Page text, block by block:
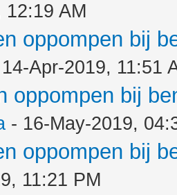
12:19 AM
oppompen bij
Apr-2019, 11:51
oppompen bij
- 16-May-2019,
oppompen bij
11:21 PM